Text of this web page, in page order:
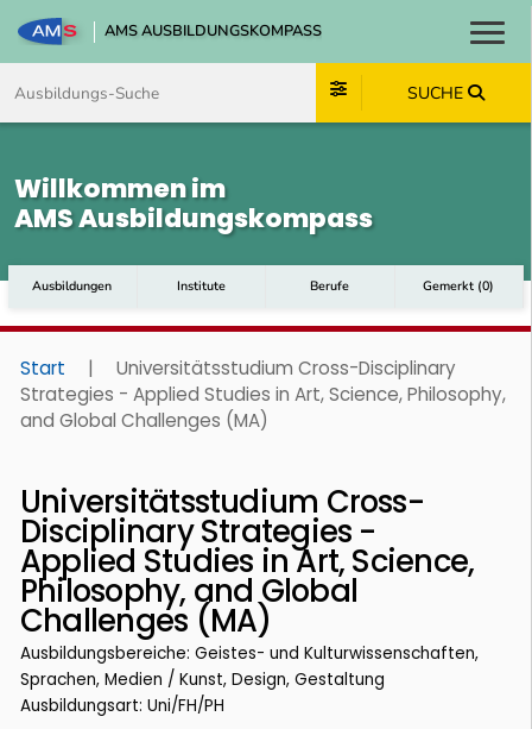
AMS AUSBILDUNGSKOMPASS
SUCHE
Willkommen im
AMS Ausbildungskompass
Ausbildungen Institute Berufe Gemerkt (0)
Start |
Universitätsstudium Cross-Disciplinary
Strategies - Applied Studies in Art, Science, Philosophy,
and Global Challenges (MA)
Universitätsstudium Cross-
Disciplinary Strategies -
Applied Studies in Art, Science,
Philosophy, and Global
Challenges (MA)
Ausbildungsbereiche: Geistes- und Kulturwissenschaften,
Sprachen, Medien / Kunst, Design, Gestaltung
Ausbildungsart: Uni/FH/PH